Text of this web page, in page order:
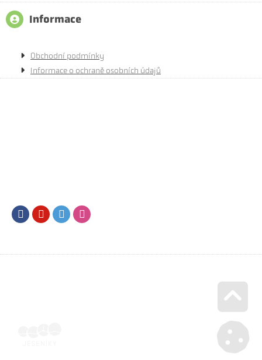
Informace
Obchodní podmínky
Informace o ochraně osobních údajů
FacebookYoutubeTwitter
Go